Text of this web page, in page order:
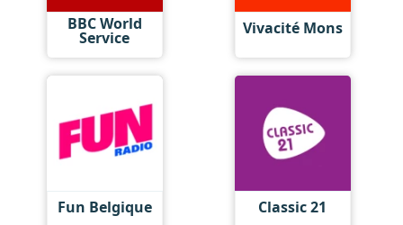
BBC World
Service Vivacité Mons
Fun Belgique Classic 21